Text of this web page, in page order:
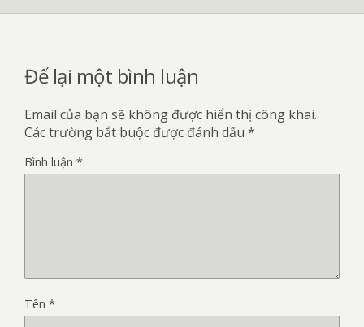
Để lại một bình luận
Email của bạn sẽ không được hiển thị công khai.
Các trường bắt buộc được đánh dấu *
Bình luận *
Tên *